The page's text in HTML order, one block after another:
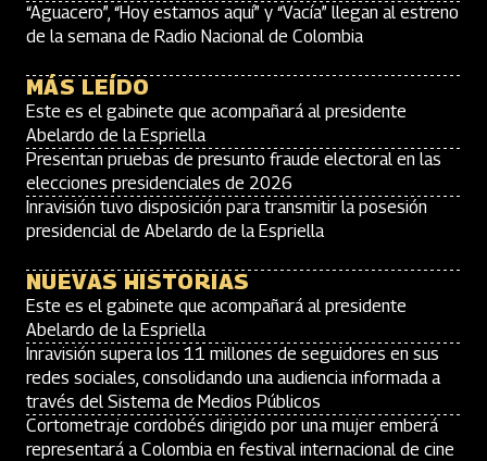
“Aguacero”, “Hoy estamos aquí” y “Vacía” llegan al estreno
de la semana de Radio Nacional de Colombia
MÁS LEÍDO
Este es el gabinete que acompañará al presidente
Abelardo de la Espriella
Presentan pruebas de presunto fraude electoral en las
elecciones presidenciales de 2026
Inravisión tuvo disposición para transmitir la posesión
presidencial de Abelardo de la Espriella
NUEVAS HISTORIAS
Este es el gabinete que acompañará al presidente
Abelardo de la Espriella
Inravisión supera los 11 millones de seguidores en sus
redes sociales, consolidando una audiencia informada a
través del Sistema de Medios Públicos
Cortometraje cordobés dirigido por una mujer emberá
representará a Colombia en festival internacional de cine